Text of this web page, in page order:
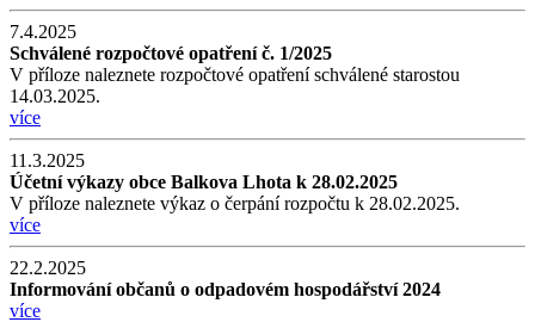
7.4.2025
Schválené rozpočtové opatření č. 1/2025
V příloze naleznete rozpočtové opatření schválené starostou
14.03.2025.
více
11.3.2025
Účetní výkazy obce Balkova Lhota k 28.02.2025
V příloze naleznete výkaz o čerpání rozpočtu k 28.02.2025.
více
22.2.2025
Informování občanů o odpadovém hospodářství 2024
více